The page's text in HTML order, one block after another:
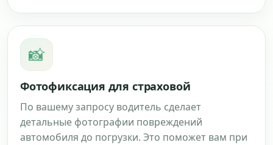
📸
Фотофиксация для страховой
По вашему запросу водитель сделает
детальные фотографии повреждений
автомобиля до погрузки. Это поможет вам при